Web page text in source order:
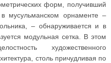
форм, получивший
мусульманском орнаменте –
– обнаруживается и в
модульная сетка. В этом
художественного
столь причудливая по